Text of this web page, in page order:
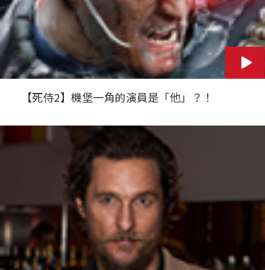
【死侍2】機堡一角的演員是「他」？！